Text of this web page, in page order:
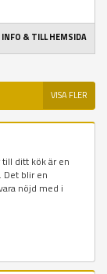
INFO & TILL HEMSIDA
VISA FLER
ditt kök är en
Det blir en
nöjd med i